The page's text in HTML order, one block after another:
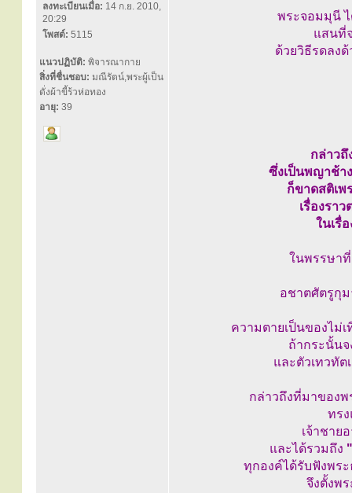
ลงทะเบียนเมื่อ: 14 ก.ย. 2010,
20:29
โพสต์: 5115
แนวปฏิบัติ: พิจารณากาย
สิ่งที่ชื่นชอบ: มณีรัตน์,พระผู้เป็น
ดั่งผ้าขี้ร้วห่อทอง
อายุ: 39
พระจอมมุนี ไ
แสนที่
ด้วยวิธีรดลง
กล่าว
ซึ่งเป็นพญาช้า
ก็ขาดสติเพ
เรื่องรา
ในเรื่
ในพรรษา
อชาตศัตรูกุม
ความตายเป็นของไม่
ถ้ากระนั้นจ
และตัวเทวทัต
กล่าวถึงที่มาของพ
ทร
เจ้าชาย
และได้รวมถึง
ทุกองค์ได้รับฟังพร
จึงตั้งพ